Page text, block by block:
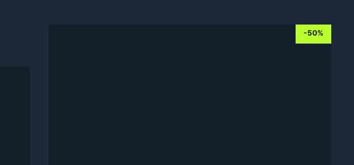
-50%